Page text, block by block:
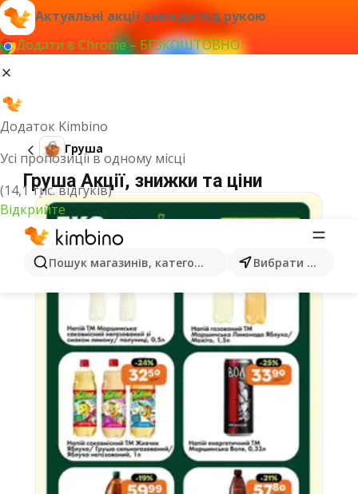
Актуальні акції завжди під рукою
Додати в Chrome – БЕЗКОШТОВНО
Додаток Kimbino
Усі пропозиції в одному місці
(14,1 тис. відгуків)
Відкрийте
Пошук магазинів, категорій, товарів... Вибрати місто
Груша
Груша Акції, знижки та ціни